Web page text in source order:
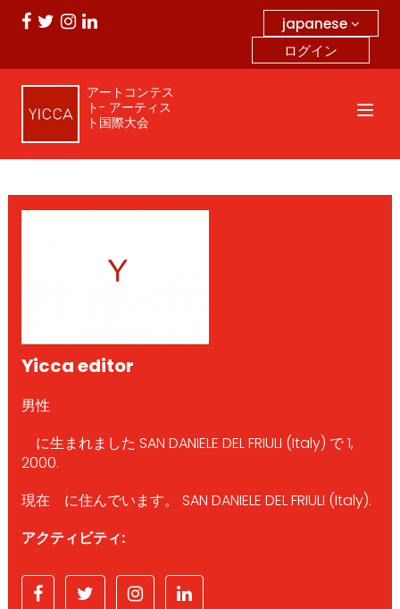
japanese
ログイン
アートコンテス
ト- アーティス
ト国際大会
Yicca editor
男性
に生まれました SAN DANIELE DEL FRIULI (Italy) で 1,
2000.
現在 に住んでいます。 SAN DANIELE DEL FRIULI (Italy).
アクティビティ: